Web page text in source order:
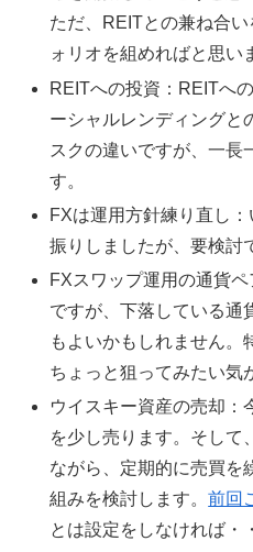
ただ、REITとの兼ね合
ォリオを組めればと思い
REITへの投資：REITへ
ーシャルレンディングと
スクの違いですが、一長
す。
FXは運用方針練り直し
振りしましたが、要検討
FXスワップ運用の通貨
ですが、下落している通
もよいかもしれません。
ちょっと狙ってみたい気
ウイスキー資産の売却：
を少し売ります。そして
ながら、定期的に売買を
組みを検討します。前回
とは設定をしなければ・